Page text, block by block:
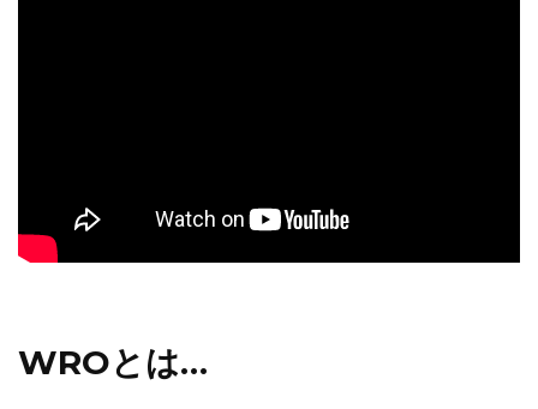
WROとは…